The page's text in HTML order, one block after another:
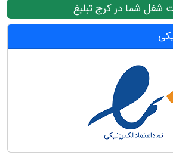
شغل شما در کرج تبلیغ